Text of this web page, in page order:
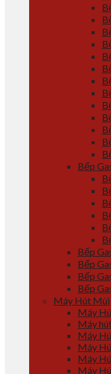
Bếp
Bếp
Bếp
Bếp
Bếp
Máy Hút Mùi
Máy
Máy
Máy
Máy
Máy
Máy